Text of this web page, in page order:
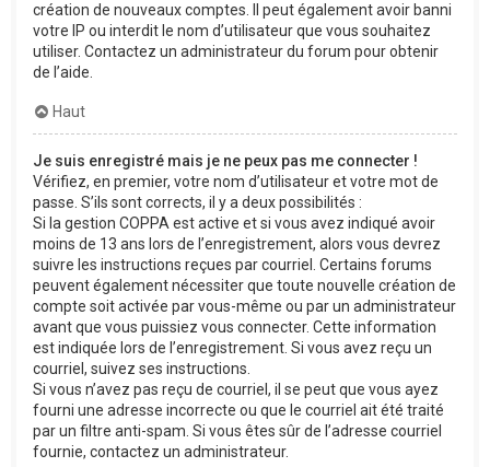
création de nouveaux comptes. Il peut également avoir banni
votre IP ou interdit le nom d’utilisateur que vous souhaitez
utiliser. Contactez un administrateur du forum pour obtenir
de l’aide.
Haut
Je suis enregistré mais je ne peux pas me connecter !
Vérifiez, en premier, votre nom d’utilisateur et votre mot de
passe. S’ils sont corrects, il y a deux possibilités :
Si la gestion COPPA est active et si vous avez indiqué avoir
moins de 13 ans lors de l’enregistrement, alors vous devrez
suivre les instructions reçues par courriel. Certains forums
peuvent également nécessiter que toute nouvelle création de
compte soit activée par vous-même ou par un administrateur
avant que vous puissiez vous connecter. Cette information
est indiquée lors de l’enregistrement. Si vous avez reçu un
courriel, suivez ses instructions.
Si vous n’avez pas reçu de courriel, il se peut que vous ayez
fourni une adresse incorrecte ou que le courriel ait été traité
par un filtre anti-spam. Si vous êtes sûr de l’adresse courriel
fournie, contactez un administrateur.